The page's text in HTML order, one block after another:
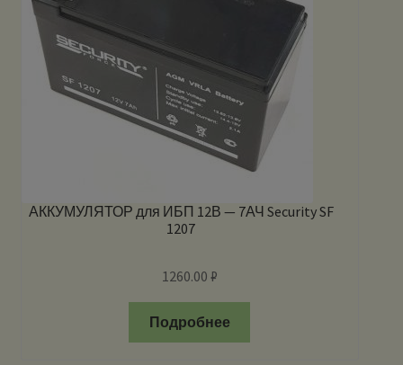
АККУМУЛЯТОР для ИБП 12В — 7АЧ Security SF
1207
1260.00 ₽
Подробнее